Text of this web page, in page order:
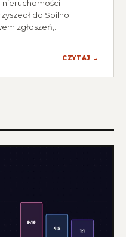
nieruchomości
do Spilno
zgłoszeń,…
CZYTAJ →